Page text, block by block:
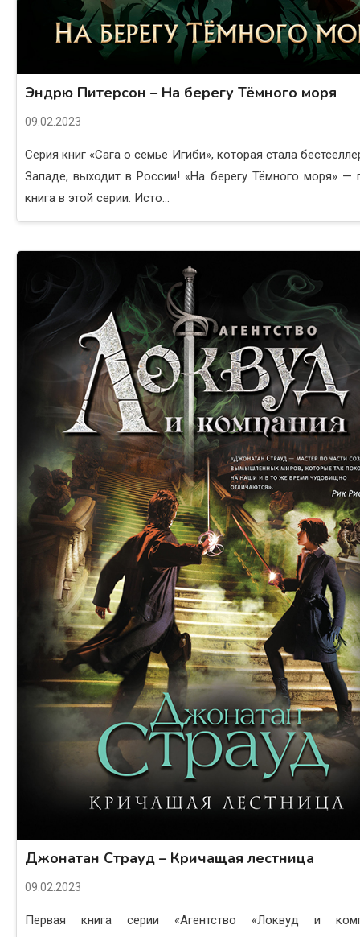
Эндрю Питерсон – На берегу Тёмного моря
09.02.2023
Серия книг «Сага о семье Игиби», которая стала
Западе, выходит в России! «На берегу Тёмного моря» —
книга в этой серии. Исто...
Джонатан Страуд – Кричащая лестница
09.02.2023
Первая книга серии «Агентство «Локвуд и